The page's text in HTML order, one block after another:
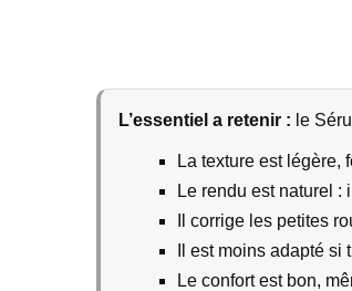
L’essentiel a retenir : le
La texture est légère,
Le rendu est naturel :
Il corrige les petites
Il est moins adapté
Le confort est bon,